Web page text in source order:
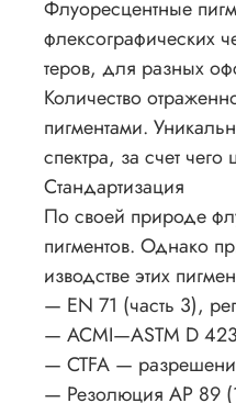
Флуоресцентные
флексографических
теров, для разных
Количество
пигментами.
спектра, за счет
Стандартизация
По своей природе
пигментов. Однако
изводстве этих
— EN 71 (часть 3),
— ACMI—ASTM D
— CTFA —
— Резолюция АР 89